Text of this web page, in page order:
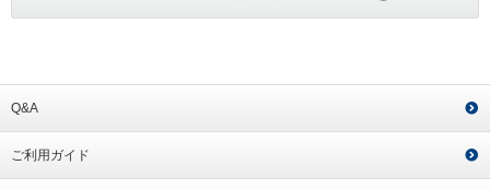
Q&A
ご利用ガイド